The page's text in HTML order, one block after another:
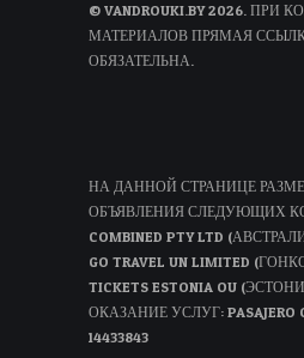
© VANDROUKI.BY 2026. ПРИ
МАТЕРИАЛОВ ПРЯМАЯ
ОБЯЗАТЕЛЬНА.
НА ДАННОЙ СТРАНИЦЕ
ОБЪЯВЛЕНИЯ СЛЕДУЮЩИХ
COMBINED PTY LTD
GO TRAVEL UN LIMITED
TICKETS ESTONIA OU
ОКАЗАНИЕ УСЛУГ: PASAJERO
14433843